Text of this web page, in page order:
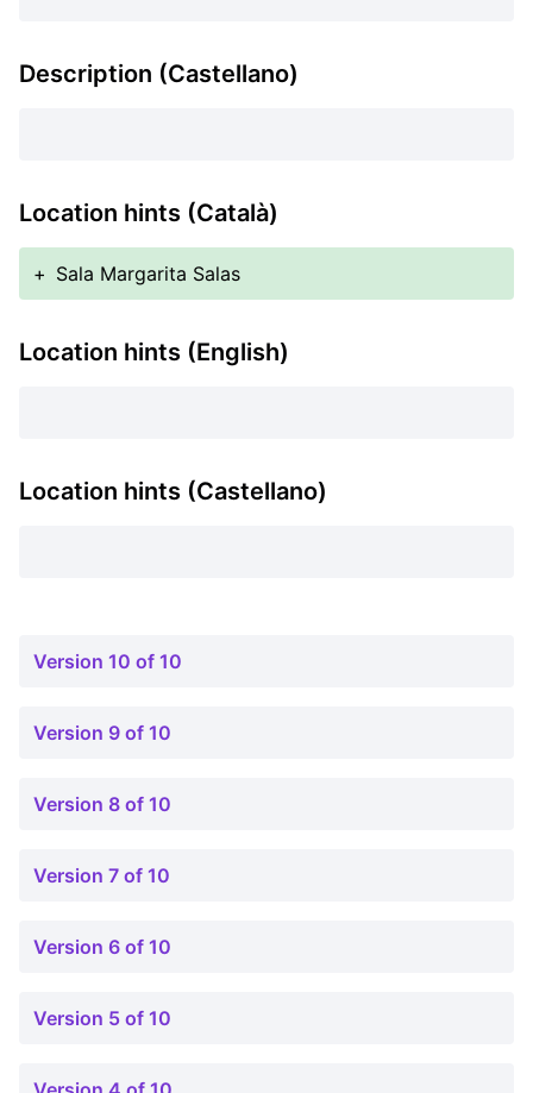
Description (Castellano)
Location hints (Català)
+ Sala Margarita Salas
Location hints (English)
Location hints (Castellano)
Version 10 of 10
Version 9 of 10
Version 8 of 10
Version 7 of 10
Version 6 of 10
Version 5 of 10